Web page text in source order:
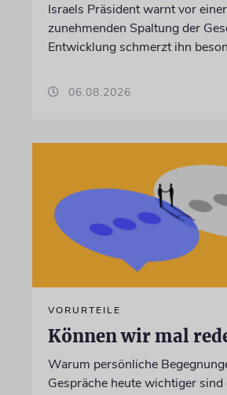
Israels Präsident warnt vor einer
zunehmenden Spaltung der
Entwicklung schmerzt ihn
06.08.2026
VORURTEILE
Können wir mal
Warum persönliche
Gespräche heute wichtiger sind